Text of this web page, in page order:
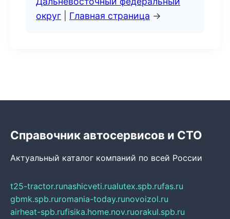
округ
Главная страница →
Справочник автосервисов и СТО
Актуальный каталог компаний по всей России
t25-tractor.runashicveti.rualutex.spb.rufas.ru
gbmk.spb.ruromania-today.runovoizol.ru
airheat-spb.rufisika.home.nov.ruorakul.spb.ru